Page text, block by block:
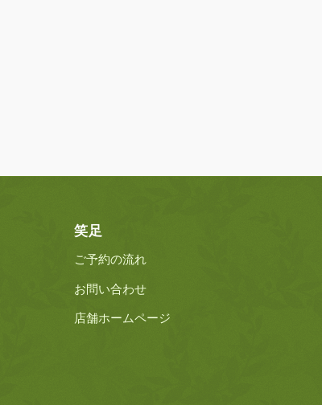
笑足
ご予約の流れ
お問い合わせ
店舗ホームページ